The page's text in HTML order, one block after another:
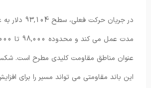
در جریان حرکت
عنوان مناطق مقاومت کلیدی مطرح است.
این باند مقاومتی می تواند مسیر را برای